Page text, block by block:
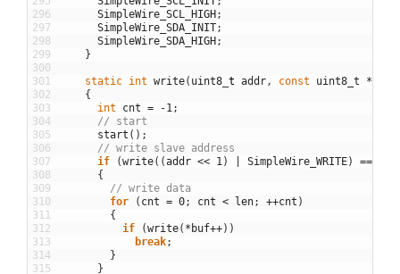
296
297
298
299
300
301
302
303
304
305
306
307
308
309
310
311
312
313
314
315
SimpleWire_SCL_HIGH ;
SimpleWire_SDA_INIT;
SimpleWire_SDA_HIGH ;
}
static int write( uint8 t addr, const uint8_t *
{
int
cnt = -1;
// start
start ( ) ;
// write slave address
if
(write( (addr << 1) SimpleWire_WRITE) ==
{
// write data
for
( cnt = 0; cnt < len; ++cnt )
{
if
(write( * buf++) )
break;
}
}